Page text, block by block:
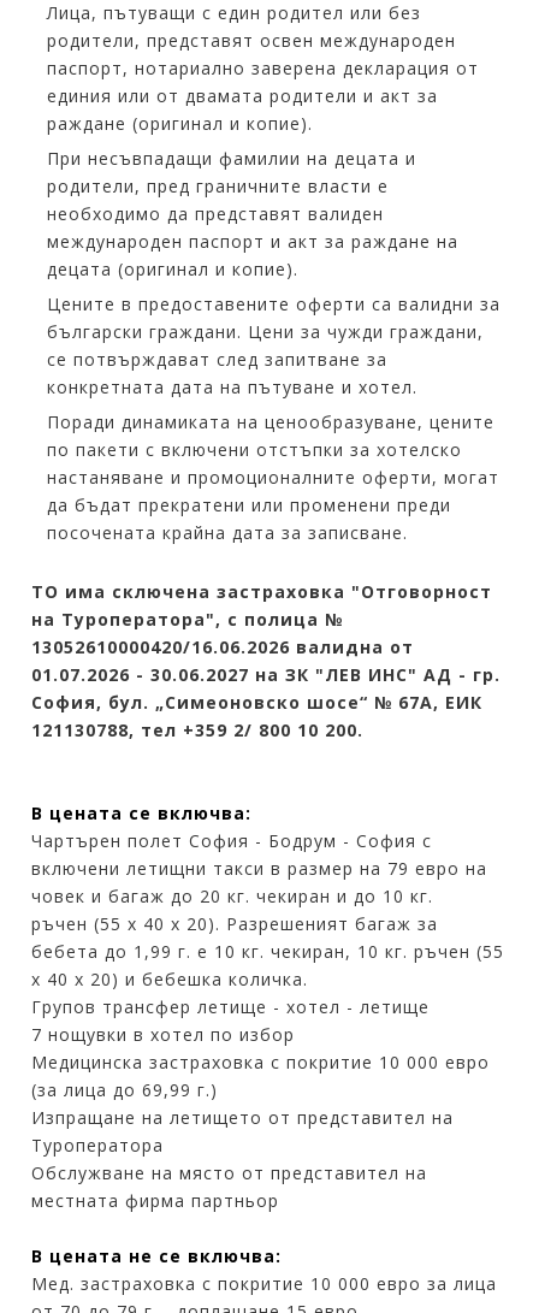
Лица, пътуващи с един родител или без
родители, представят освен международен
паспорт, нотариално заверена декларация от
единия или от двамата родители и акт за
раждане (оригинал и копие).
При несъвпадащи фамилии на децата и
родители, пред граничните власти е
необходимо да представят валиден
международен паспорт и акт за раждане на
децата (оригинал и копие).
Цените в предоставените оферти са валидни за
български граждани. Цени за чужди граждани,
се потвърждават след запитване за
конкретната дата на пътуване и хотел.
Поради динамиката на ценообразуване, цените
по пакети с включени отстъпки за хотелско
настаняване и промоционалните оферти, могат
да бъдат прекратени или променени преди
посочената крайна дата за записване.
ТO има сключена застраховка "Отговорност
на Туроператора", с полица №
13052610000420/16.06.2026 валидна от
01.07.2026 - 30.06.2027 на ЗК "ЛЕВ ИНС" АД - гр.
София, бул. „Симеоновско шосе“ № 67А, ЕИК
121130788, тел +359 2/ 800 10 200.
В цената се включва:
Чартърен полет София - Бодрум - София с
включени летищни такси в размер на 79 евро на
човек и багаж до 20 кг. чекиран и до 10 кг.
ръчен (55 х 40 х 20). Разрешеният багаж за
бебета до 1,99 г. е 10 кг. чекиран, 10 кг. ръчен (55
х 40 х 20) и бебешка количка.
Групов трансфер летище - хотел - летище
7 нощувки в хотел по избор
Медицинска застраховка с покритие 10 000 евро
(за лица до 69,99 г.)
Изпращане на летището от представител на
Туроператора
Обслужване на място от представител на
местната фирма партньор
В цената не се включва:
Мед. застраховка с покритие 10 000 евро за лица